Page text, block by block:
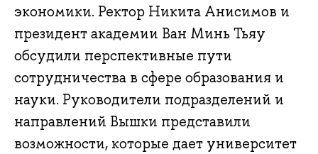
экономики. Ректор Никита Анисимов и
президент академии Ван Минь Тьяу
обсудили перспективные пути
сотрудничества в сфере образования и
науки. Руководители подразделений и
направлений Вышки представили
возможности, которые дает университет